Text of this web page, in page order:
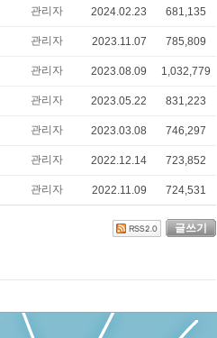
관리자 2024.02.23 681,135
관리자 2023.11.07 785,809
관리자 2023.08.09 1,032,779
관리자 2023.05.22 831,223
관리자 2023.03.08 746,297
관리자 2022.12.14 723,852
관리자 2022.11.09 724,531
글쓰기